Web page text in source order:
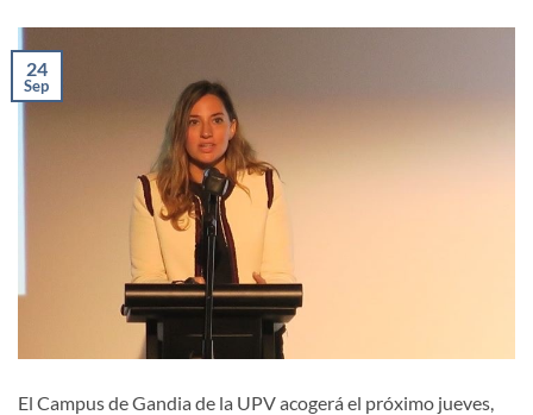
24
Sep
El Campus de Gandia de la UPV acogerá el próximo jueves,